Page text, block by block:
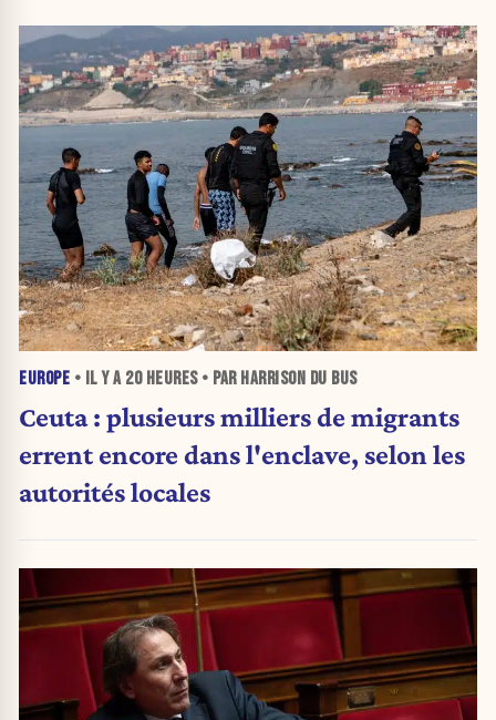
EUROPE • IL Y A 20 HEURES• PAR HARRISON DU BUS
Ceuta : plusieurs milliers de migrants
errent encore dans l'enclave, selon les
autorités locales